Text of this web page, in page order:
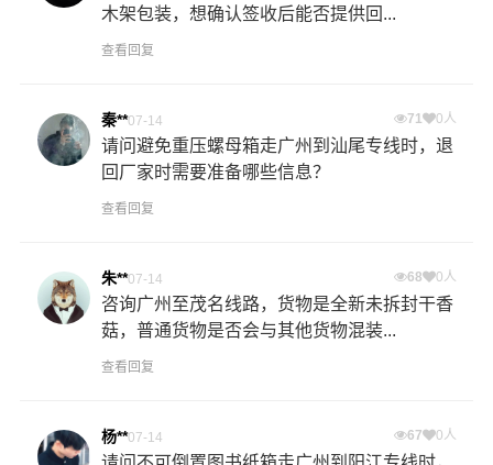
木架包装，想确认签收后能否提供回...
查看回复
秦**07-14 71 0人
请问避免重压螺母箱走广州到汕尾专线时，退
回厂家时需要准备哪些信息？
查看回复
朱**07-14 68 0人
咨询广州至茂名线路，货物是全新未拆封干香
菇，普通货物是否会与其他货物混装...
查看回复
杨**07-14 67 0人